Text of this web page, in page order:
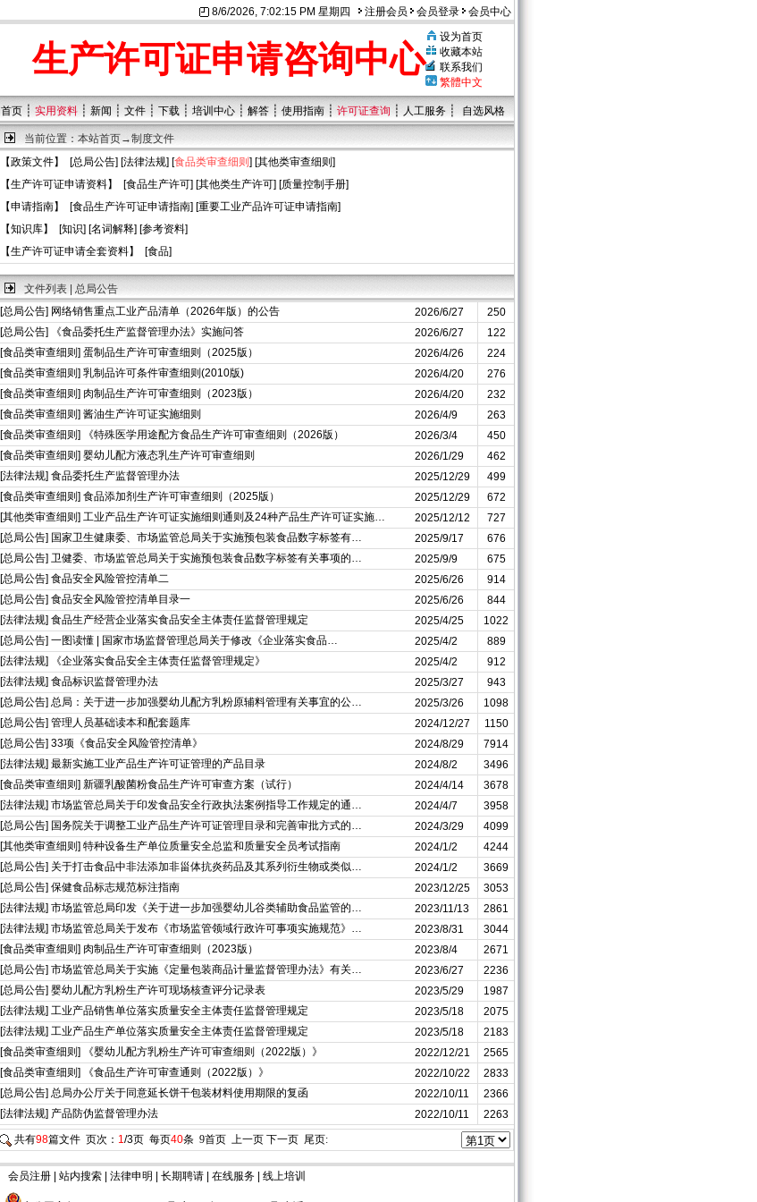
8/6/2026, 7:02:16 PM 星期四 注册会员 会员登录 会员中心
生产许可证申请咨询中心
设为首页
收藏本站
联系我们
繁體中文
首页 ┊ 实用资料 ┊ 新闻 ┊ 文件 ┊ 下载 ┊ 培训中心 ┊ 解答 ┊ 使用指南 ┊ 许可证查询 ┊ 人工服务 ┊ 自选风格
当前位置： 本站首页→制度文件
【政策文件】 [总局公告] [法律法规] [食品类审查细则 ] [其他类审查细则 ]
【生产许可证申请资料】 [食品生产许可] [其他类生产许可] [质量控制手册]
【申请指南】 [食品生产许可证申请指南] [重要工业产品许可证申请指南]
【知识库】 [知识] [名词解释] [参考资料]
【生产许可证申请全套资料】 [食品]
文件列表 | 总局公告
[总局公告] 网络销售重点工业产品清单（2026年版）的公告 2026/6/27
250
[总局公告] 《食品委托生产监督管理办法》实施问答 2026/6/27
122
[食品类审查细则 ] 蛋制品生产许可审查细则（2025版） 2026/4/26
224
[食品类审查细则 ] 乳制品许可条件审查细则(2010版) 2026/4/20
276
[食品类审查细则 ] 肉制品生产许可审查细则（2023版） 2026/4/20
232
[食品类审查细则 ] 酱油生产许可证实施细则 2026/4/9
263
[食品类审查细则 ] 《特殊医学用途配方食品生产许可审查细则（2026版） 2026/3/4
450
[食品类审查细则 ] 婴幼儿配方液态乳生产许可审查细则 2026/1/29
462
[法律法规] 食品委托生产监督管理办法 2025/12/29
499
[食品类审查细则 ] 食品添加剂生产许可审查细则（2025版） 2025/12/29
672
[其他类审查细则 ] 工业产品生产许可证实施细则通则及24种产品生产许可证实施… 2025/12/12
727
[总局公告] 国家卫生健康委、市场监管总局关于实施预包装食品数字标签有… 2025/9/17
676
[总局公告] 卫健委、市场监管总局关于实施预包装食品数字标签有关事项的… 2025/9/9
675
[总局公告] 食品安全风险管控清单二 2025/6/26
914
[总局公告] 食品安全风险管控清单目录一 2025/6/26
844
[法律法规] 食品生产经营企业落实食品安全主体责任监督管理规定 2025/4/25
1022
[总局公告] 一图读懂 | 国家市场监督管理总局关于修改《企业落实食品… 2025/4/2
889
[法律法规] 《企业落实食品安全主体责任监督管理规定》 2025/4/2
912
[法律法规] 食品标识监督管理办法 2025/3/27
943
[总局公告] 总局：关于进一步加强婴幼儿配方乳粉原辅料管理有关事宜的公… 2025/3/26
1098
[总局公告] 管理人员基础读本和配套题库 2024/12/27
1150
[总局公告] 33项《食品安全风险管控清单》 2024/8/29
7914
[法律法规] 最新实施工业产品生产许可证管理的产品目录 2024/8/2
3496
[食品类审查细则 ] 新疆乳酸菌粉食品生产许可审查方案（试行） 2024/4/14
3678
[法律法规] 市场监管总局关于印发食品安全行政执法案例指导工作规定的通… 2024/4/7
3958
[总局公告] 国务院关于调整工业产品生产许可证管理目录和完善审批方式的… 2024/3/29
4099
[其他类审查细则 ] 特种设备生产单位质量安全总监和质量安全员考试指南 2024/1/2
4244
[总局公告] 关于打击食品中非法添加非甾体抗炎药品及其系列衍生物或类似… 2024/1/2
3669
[总局公告] 保健食品标志规范标注指南 2023/12/25
3053
[法律法规] 市场监管总局印发《关于进一步加强婴幼儿谷类辅助食品监管的… 2023/11/13
2861
[法律法规] 市场监管总局关于发布《市场监管领域行政许可事项实施规范》… 2023/8/31
3044
[食品类审查细则 ] 肉制品生产许可审查细则（2023版） 2023/8/4
2671
[总局公告] 市场监管总局关于实施《定量包装商品计量监督管理办法》有关… 2023/6/27
2236
[总局公告] 婴幼儿配方乳粉生产许可现场核查评分记录表 2023/5/29
1987
[法律法规] 工业产品销售单位落实质量安全主体责任监督管理规定 2023/5/18
2075
[法律法规] 工业产品生产单位落实质量安全主体责任监督管理规定 2023/5/18
2183
[食品类审查细则 ] 《婴幼儿配方乳粉生产许可审查细则（2022版）》 2022/12/21
2565
[食品类审查细则 ] 《食品生产许可审查通则（2022版）》 2022/10/22
2833
[总局公告] 总局办公厅关于同意延长饼干包装材料使用期限的复函 2022/10/11
2366
[法律法规] 产品防伪监督管理办法 2022/10/11
2263
共有98篇文件 页次： 1/3页 每页40条 9首页 上一页 下一页 尾页:
会员注册| 站内搜索| 法律申明 长期聘请| 在线服务| 线上培训